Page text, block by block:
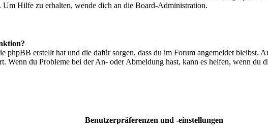
Hilfe zu erhalten, wende dich an die Board-Administration.
phpBB erstellt hat und die dafür sorgen, dass du im Forum angemeldet bleibst.
Wenn du Probleme bei der An- oder Abmeldung hast, kann es helfen, wenn du
Benutzerpräferenzen und -einstellungen